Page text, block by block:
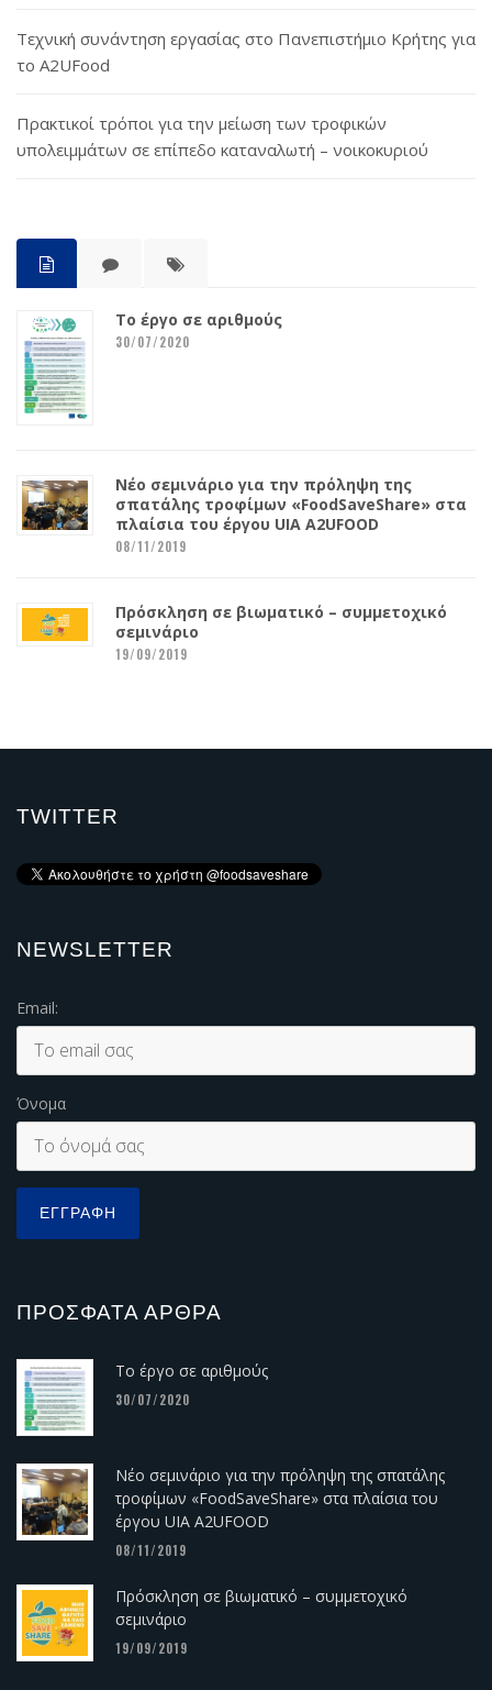
Τεχνική συνάντηση εργασίας στο Πανεπιστήμιο Κρήτης για
το A2UFood
Πρακτικοί τρόποι για την μείωση των τροφικών
υπολειμμάτων σε επίπεδο καταναλωτή – νοικοκυριού
Το έργο σε αριθμούς
30/07/2020
Νέο σεμινάριο για την πρόληψη της
σπατάλης τροφίμων «FoodSaveShare» στα
πλαίσια του έργου UIA A2UFOOD
08/11/2019
Πρόσκληση σε βιωματικό – συμμετοχικό
σεμινάριο
19/09/2019
TWITTER
NEWSLETTER
Email:
Όνομα
ΠΡΌΣΦΑΤΑ ΆΡΘΡΑ
Το έργο σε αριθμούς
30/07/2020
Νέο σεμινάριο για την πρόληψη της σπατάλης
τροφίμων «FoodSaveShare» στα πλαίσια του
έργου UIA A2UFOOD
08/11/2019
Πρόσκληση σε βιωματικό – συμμετοχικό
σεμινάριο
19/09/2019